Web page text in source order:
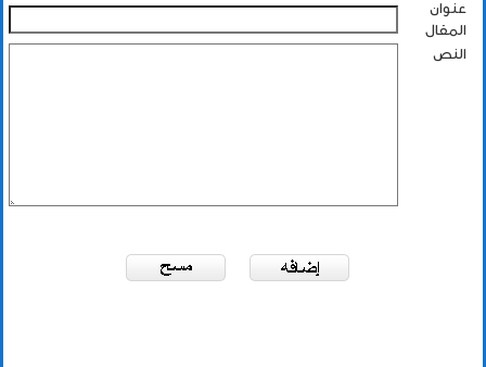
عنوان
المقال
النص